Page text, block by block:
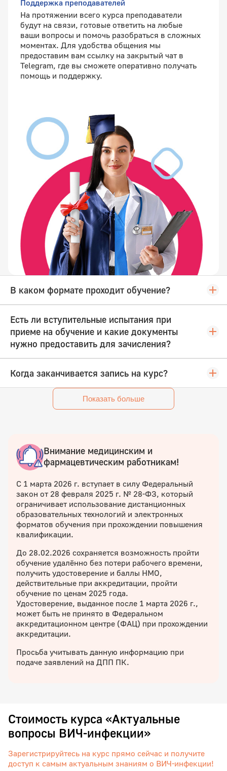
Поддержка преподавателей
На протяжении всего курса преподаватели
будут на связи, готовые ответить на любые
ваши вопросы и помочь разобраться в сложных
моментах. Для удобства общения мы
предоставим вам ссылку на закрытый чат в
Telegram, где вы сможете оперативно получать
помощь и поддержку.
В каком формате проходит обучение?
Есть ли вступительные испытания при
приеме на обучение и какие документы
нужно предоставить для зачисления?
Когда заканчивается запись на курс?
Показать больше
Внимание медицинским и
фармацевтическим работникам!
С 1 марта 2026 г. вступает в силу Федеральный
закон от 28 февраля 2025 г. № 28‑ФЗ, который
ограничивает использование дистанционных
образовательных технологий и электронных
форматов обучения при прохождении повышения
квалификации.
До 28.02.2026 сохраняется возможность пройти
обучение удалённо без потери рабочего времени,
получить удостоверение и баллы НМО,
действительные при аккредитации, пройти
обучение по ценам 2025 года.
Удостоверение, выданное после 1 марта 2026 г.,
может быть не принято в Федеральном
аккредитационном центре (ФАЦ) при прохождении
аккредитации.
Просьба учитывать данную информацию при
подаче заявлений на ДПП ПК.
Стоимость курса «Актуальные
вопросы ВИЧ-инфекции»
Зарегистрируйтесь на курс прямо сейчас и получите
доступ к самым актуальным знаниям о ВИЧ-инфекции!